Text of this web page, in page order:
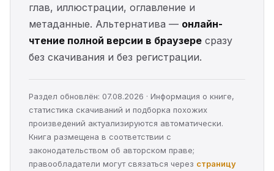
глав, иллюстрации, оглавление и
метаданные. Альтернатива — онлайн-
чтение полной версии в браузере сразу
без скачивания и без регистрации.
Раздел обновлён: 07.08.2026 · Информация о книге,
статистика скачиваний и подборка похожих
произведений актуализируются автоматически.
Книга размещена в соответствии с
законодательством об авторском праве;
правообладатели могут связаться через страницу